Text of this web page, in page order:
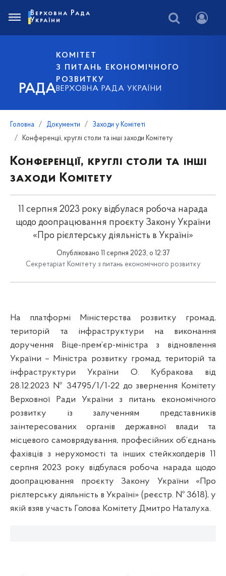
РАДА
КОМІТЕТ
З ПИТАНЬ ЕКОНОМІЧНОГО
РОЗВИТКУ
ВЕРХОВНА РАДА УКРАЇНИ
Верховна Рада
України
Головна Документи
Заходи у Комітеті
Конференції, круглі столи та інші заходи Комітету
Конференції, круглі столи та інші
заходи Комітету
11 серпня 2023 року відбулася робоча нарада
щодо доопрацювання проєкту Закону України
«Про рієлтерську діяльність в Україні»
Опубліковано 11 серпня 2023, о 12:37
Секретаріат Комітету з питань економічного розвитку
На платформі Міністерства розвитку громад,
територій та інфраструктури на виконання
доручення Віце-прем’єр-міністра з відновлення
України – Міністра розвитку громад, територій та
інфраструктури України О. Кубракова від
28.12.2023 № 34795/1/1-22 до звернення Комітету
Верховної Ради України з питань економічного
розвитку із залученням представників
заінтересованих органів державної влади та
місцевого самоврядування, професійних об’єднань
фахівців з нерухомості та інших стейкхолдерів 11
серпня 2023 року відбулася робоча нарада щодо
доопрацювання проєкту Закону України «Про
рієлтерську діяльність в Україні» (реєстр. № 3618), у
якій взяв участь Голова Комітету Дмитро Наталуха.